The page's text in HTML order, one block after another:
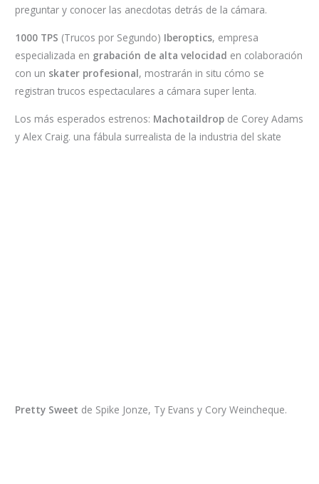
preguntar y conocer las anecdotas detrás de la cámara.
1000 TPS (Trucos por Segundo) Iberoptics, empresa
especializada en grabación de alta velocidad en colaboración
con un skater profesional, mostrarán in situ cómo se
registran trucos espectaculares a cámara super lenta.
Los más esperados estrenos: Machotaildrop de Corey Adams
y Alex Craig. una fábula surrealista de la industria del skate
Pretty Sweet de Spike Jonze, Ty Evans y Cory Weincheque.